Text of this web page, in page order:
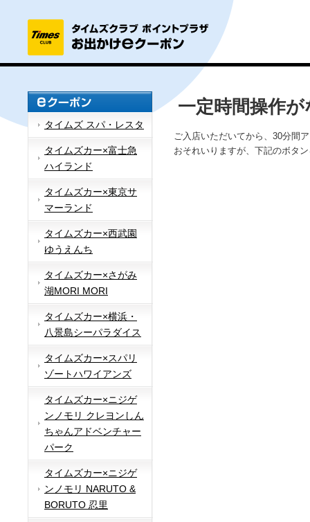
タイムズ スパ・レスタ
タイムズカー×富士急
ハイランド
タイムズカー×東京サ
マーランド
タイムズカー×西武園
ゆうえんち
タイムズカー×さがみ
湖MORI MORI
タイムズカー×横浜・
八景島シーパラダイス
タイムズカー×スパリ
ゾートハワイアンズ
タイムズカー×ニジゲ
ンノモリ クレヨンしん
ちゃんアドベンチャー
パーク
タイムズカー×ニジゲ
ンノモリ NARUTO &
BORUTO 忍里
一定時間操作
ご入店いただいてから、30分間
おそれいりますが、下記のボタ